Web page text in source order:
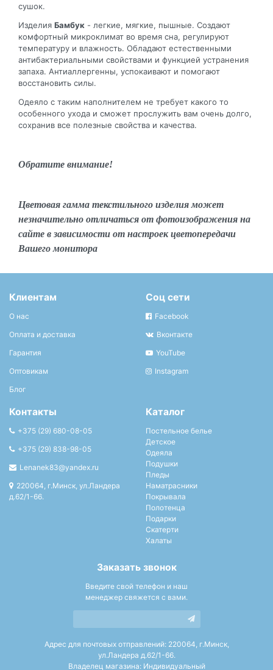
сушок.
Изделия Бамбук - легкие, мягкие, пышные. Создают
комфортный микроклимат во время сна, регулируют
температуру и влажность. Обладают естественными
антибактериальными свойствами и функцией устранения
запаха. Антиаллергенны, успокаивают и помогают
восстановить силы.
Одеяло с таким наполнителем не требует какого то
особенного ухода и сможет прослужить вам очень долго,
сохранив все полезные свойства и качества.
Обратите внимание!
Цветовая гамма текстильного изделия может
незначительно отличаться от фотоизображения на
сайте в зависимости от настроек цветопередачи
Вашего монитора
Клиентам
О нас
Оплата и доставка
Гарантия
Оптовикам
Блог
Соц сети
Facebook
Вконтакте
YouTube
Instagram
Контакты
+375 (29) 680-08-05
+375 (29) 838-98-05
Lenanek83@yandex.ru
220064, г.Минск, ул.Ландера
д.62/1-66.
Каталог
Постельное белье
Детское
Одеяла
Подушки
Пледы
Наматрасники
Покрывала
Полотенца
Подарки
Скатерти
Халаты
Заказать звонок
Введите свой телефон и наш
менеджер свяжется с вами.
Адрес для почтовых отправлений: 220064, г.Минск,
ул.Ландера д.62/1-66.
Владелец магазина: Индивидуальный